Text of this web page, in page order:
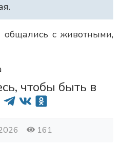
общались с животными,
чтобы быть в
161